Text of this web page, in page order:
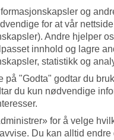
og
for at vår
Andre hjelper
innhold og lagre
statistikk og
på "Godta" godtar du
du kun nødvendige
for å velge
Du kan alltid